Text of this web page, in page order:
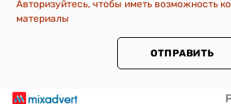
Авторизуйтесь, чтобы иметь возможность
материалы
ОТПРАВИТЬ